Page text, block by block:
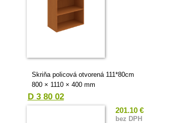
Skriňa policová otvorená 111*80cm
800 × 1110 × 400 mm
D 3 80 02
201.10 €
bez DPH